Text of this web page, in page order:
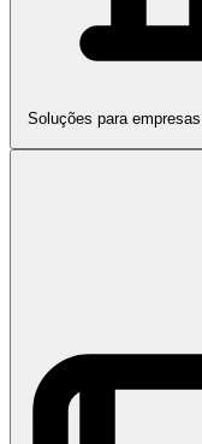
Soluções para empresas